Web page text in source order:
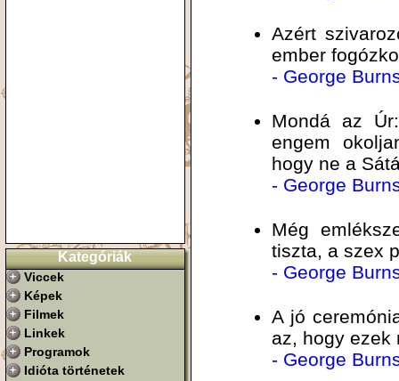
Kategóriák
Viccek
Képek
Filmek
Linkek
Programok
Idióta történetek
Azért
ember
- George
Mondá az
engem
hogy ne a
- George
Még
tiszta, a szex
- George
A jó
az, hogy ezek
- George